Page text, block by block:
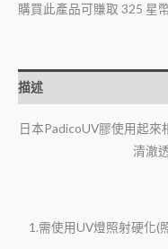
購買此產品可賺取 325 星
描述
日本PadicoUV膠使用起
清澈
1.需使用UV燈照射硬化(